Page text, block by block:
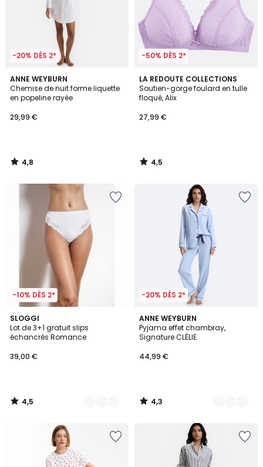
-20% DÈS 2*
ANNE WEYBURN
Chemise de nuit forme liquette
en popeline rayée
29,99 €
4,8
/ 5
4,8
/
-50% DÈS 2*
LA REDOUTE COLLECTIONS
Soutien-gorge foulard en tulle
floqué, Alix
27,99 €
4,5
/ 5
4,5
/
-10% DÈS 2*
SLOGGI
Lot de 3+1 gratuit slips
échancrés Romance
39,00 €
4,5
/ 5
2
Couleurs
4,5
/
-20% DÈS 2*
ANNE WEYBURN
Pyjama effet chambray,
Signature CLÉLIE
44,99 €
4,3
/ 5
2
Couleurs
4,3
/